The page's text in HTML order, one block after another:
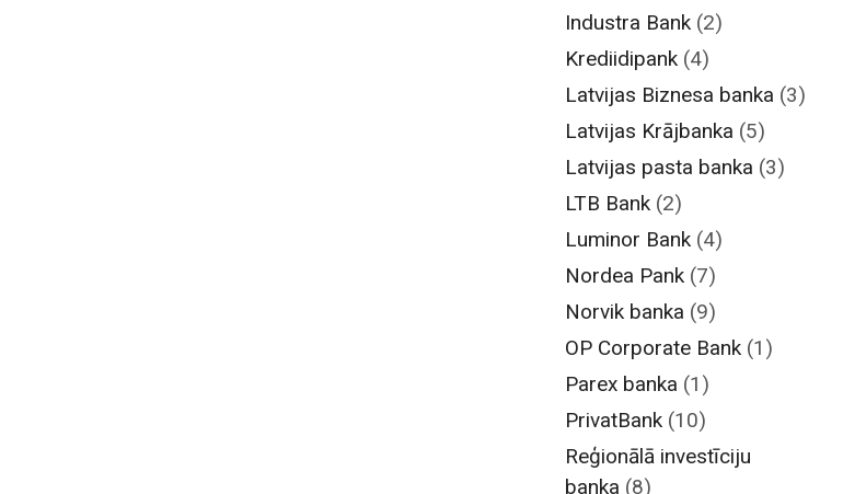
Industra Bank (2)
Krediidipank (4)
Latvijas Biznesa banka (3)
Latvijas Krājbanka (5)
Latvijas pasta banka (3)
LTB Bank (2)
Luminor Bank (4)
Nordea Pank (7)
Norvik banka (9)
OP Corporate Bank (1)
Parex banka (1)
PrivatBank (10)
Reģionālā investīciju
banka (8)